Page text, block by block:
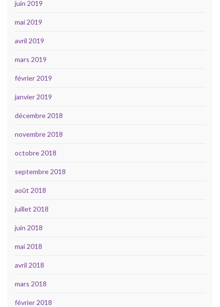
juin 2019
mai 2019
avril 2019
mars 2019
février 2019
janvier 2019
décembre 2018
novembre 2018
octobre 2018
septembre 2018
août 2018
juillet 2018
juin 2018
mai 2018
avril 2018
mars 2018
février 2018